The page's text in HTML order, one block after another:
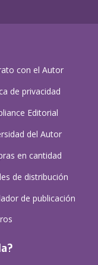
con el Autor
de privacidad
Editorial
del Autor
en cantidad
de distribución
de publicación